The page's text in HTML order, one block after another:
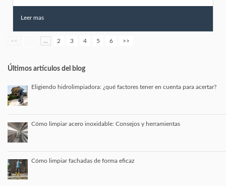
Leer mas
<< ... 2 3 4 5 6 >>
Últimos artículos del blog
Eligiendo hidrolimpiadora: ¿qué factores tener en cuenta para acertar?
Cómo limpiar acero inoxidable: Consejos y herramientas
Cómo limpiar fachadas de forma eficaz